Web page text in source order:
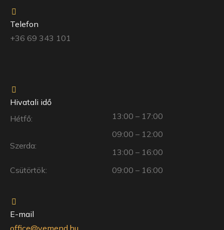
Telefon
+36 69 343 101
Hivatali idő
Hétfő:
13:00 – 17:00
Szerda:
09:00 – 12:00
13:00 – 16:00
Csütörtök:
09:00 – 16:00
E-mail
office@vemend.hu